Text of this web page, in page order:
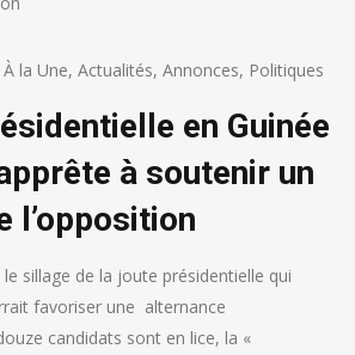
À la Une, Actualités, Annonces, Politiques
en Guinée
à soutenir un
l’opposition
le sillage de la joute présidentielle qui
favoriser une alternance
candidats sont en lice, la «